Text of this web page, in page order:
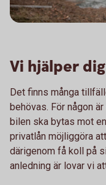
Vi hjälper
Det finns många
behövas. För någon
bilen ska bytas mot
privatlån möjliggöra
därigenom få koll på
anledning är lovar vi